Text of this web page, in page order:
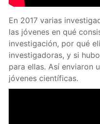
En 2017 varias
las jóvenes en qué
investigación, por qué
investigadoras, y si
para ellas. Así enviaron
jóvenes científicas.